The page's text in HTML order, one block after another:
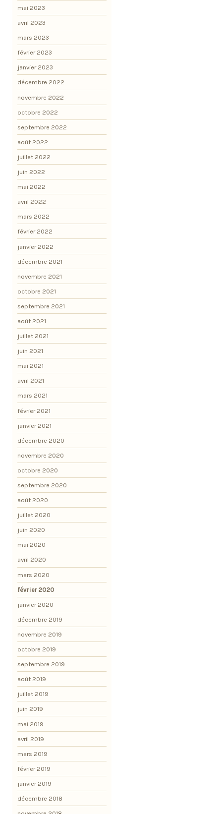
mai 2023
avril 2023
mars 2023
février 2023
janvier 2023
décembre 2022
novembre 2022
octobre 2022
septembre 2022
août 2022
juillet 2022
juin 2022
mai 2022
avril 2022
mars 2022
février 2022
janvier 2022
décembre 2021
novembre 2021
octobre 2021
septembre 2021
août 2021
juillet 2021
juin 2021
mai 2021
avril 2021
mars 2021
février 2021
janvier 2021
décembre 2020
novembre 2020
octobre 2020
septembre 2020
août 2020
juillet 2020
juin 2020
mai 2020
avril 2020
mars 2020
février 2020
janvier 2020
décembre 2019
novembre 2019
octobre 2019
septembre 2019
août 2019
juillet 2019
juin 2019
mai 2019
avril 2019
mars 2019
février 2019
janvier 2019
décembre 2018